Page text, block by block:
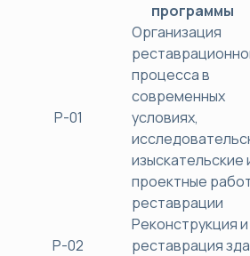
программы
Р-01
Организация
процесса в
современных
условиях,
изыскательские
проектные
реставрации
Р-02
Реконструкция и
реставрация